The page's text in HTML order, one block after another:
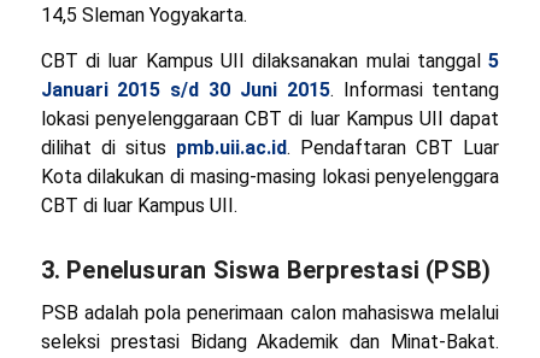
14,5 Sleman Yogyakarta.
CBT di luar Kampus UII dilaksanakan mulai tanggal5
Januari 2015 s/d 30 Juni 2015. Informasi tentang
lokasi penyelenggaraan CBT di luar Kampus UII dapat
dilihat di situs pmb.uii.ac.id. Pendaftaran CBT Luar
Kota dilakukan di masing-masing lokasi penyelenggara
CBT di luar Kampus UII.
3. Penelusuran Siswa Berprestasi (PSB)
PSB adalah pola penerimaan calon mahasiswa melalui
seleksi prestasi Bidang Akademik dan Minat-Bakat.